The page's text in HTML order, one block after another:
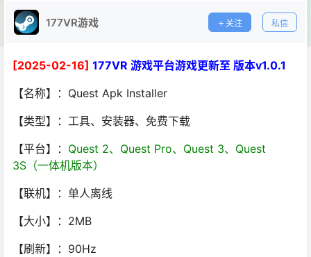
177VR游戏 关注 私信
[2025-02-16] 177VR 游戏平台游戏更新至 版本v1.0.1
【名称】：Quest Apk Installer
【类型】：工具、安装器、免费下载
【平台】： Quest 2、Quest Pro、Quest 3、Quest
3S（一体机版本）
【联机】：单人离线
【大小】：2MB
【刷新】：90Hz